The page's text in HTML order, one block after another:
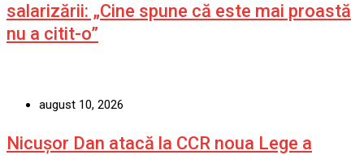
salarizării: „Cine spune că este mai proastă
nu a citit-o”
august 10, 2026
Nicușor Dan atacă la CCR noua Lege a